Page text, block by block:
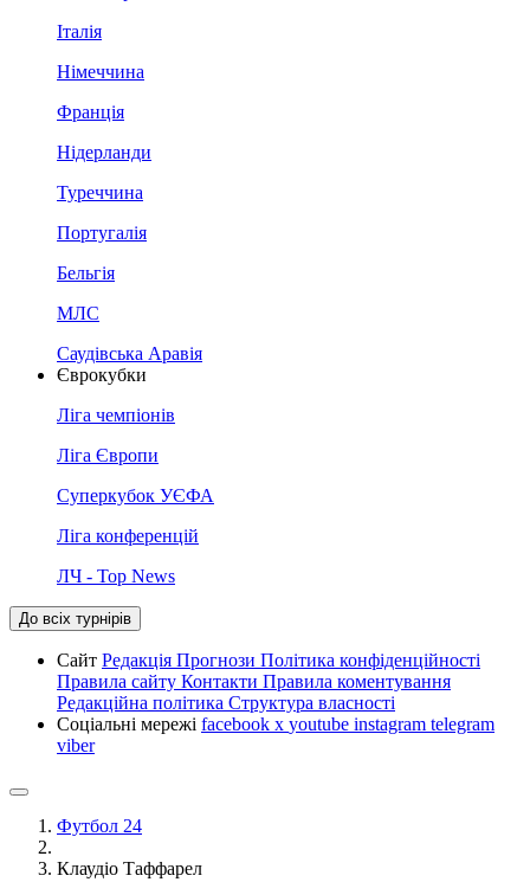
Італія
Німеччина
Франція
Нідерланди
Туреччина
Португалія
Бельгія
МЛС
Саудівська Аравія
Єврокубки
Ліга чемпіонів
Ліга Європи
Суперкубок УЄФА
Ліга конференцій
ЛЧ - Top News
До всіх турнірів
Сайт Редакція Прогнози Політика конфіденційності
Правила сайту Контакти Правила коментування
Редакційна політика Структура власності
Соціальні мережі facebook x youtube instagram telegram
viber
Футбол 24
Клаудіо Таффарел